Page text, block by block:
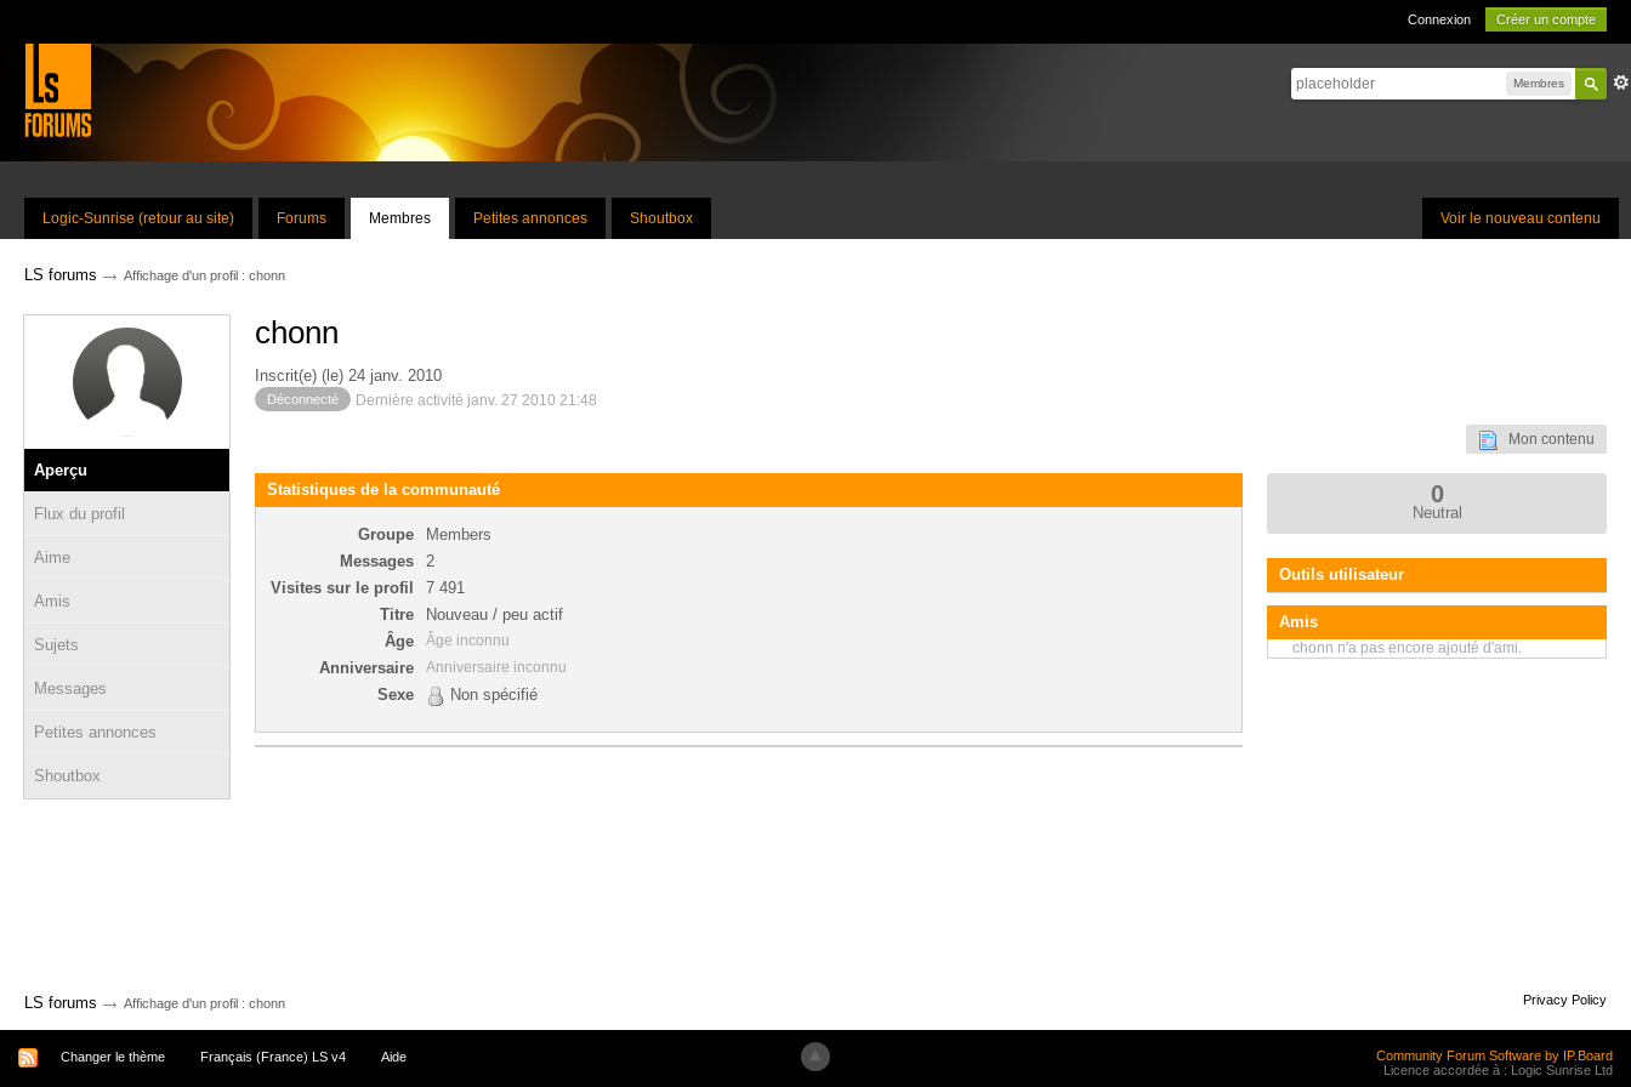
Connexion Créer un compte
Membres
Voir le nouveau contenu
Logic-Sunrise (retour au site) Forums Membres Petites annonces Shoutbox
LS forums → Affichage d'un profil : chonn
Aperçu
Flux du profil
Aime
Amis
Sujets
Messages
Petites annonces
Shoutbox
chonn
Inscrit(e) (le) 24 janv. 2010
Déconnecté Dernière activité janv. 27 2010 21:48
Mon contenu
Statistiques de la communauté
Groupe
Members
Messages
2
Visites sur le profil
7 491
Titre
Nouveau / peu actif
Âge
Âge inconnu
Anniversaire Anniversaire inconnu
Sexe Non spécifié
0
Neutral
Outils utilisateur
Amis
chonn n'a pas encore ajouté d'ami.
LS forums → Affichage d'un profil : chonn Privacy Policy
Changer le thème Français (France) LS v4 Aide
Community Forum Software by IP.Board
Licence accordée à : Logic Sunrise Ltd